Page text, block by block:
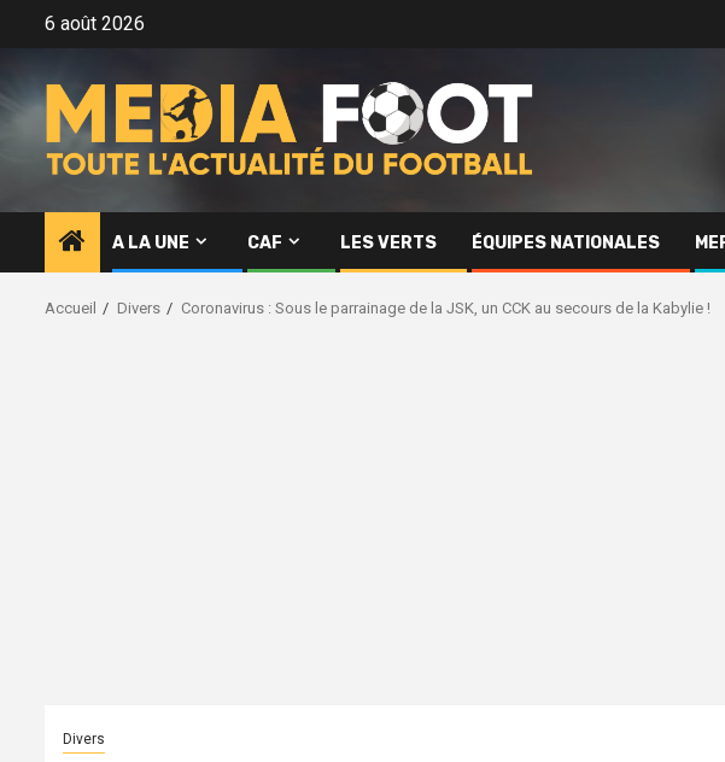
6 août 2026
A LA UNE CAF LES VERTS ÉQUIPES NATIONALES
Accueil Divers Coronavirus : Sous le parrainage de la JSK, un CCK au secours de la Kabylie !
Divers